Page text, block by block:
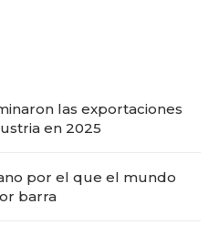
las exportaciones
en 2025
por el que el mundo
barra